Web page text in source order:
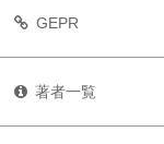
GEPR
著者一覧